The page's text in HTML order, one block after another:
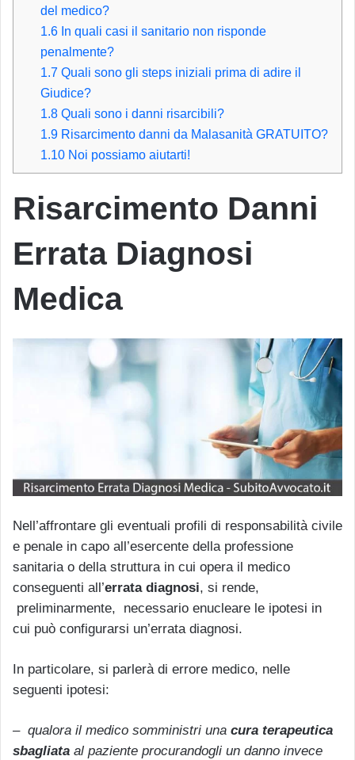
del medico?
1.6 In quali casi il sanitario non risponde
penalmente?
1.7 Quali sono gli steps iniziali prima di adire il
Giudice?
1.8 Quali sono i danni risarcibili?
1.9 Risarcimento danni da Malasanità GRATUITO?
1.10 Noi possiamo aiutarti!
Risarcimento Danni
Errata Diagnosi
Medica
Nell’affrontare gli eventuali profili di responsabilità civile
e penale in capo all’esercente della professione
sanitaria o della struttura in cui opera il medico
conseguenti all’errata diagnosi, si rende,
preliminarmente, necessario enucleare le ipotesi in
cui può configurarsi un’errata diagnosi.
In particolare, si parlerà di errore medico, nelle
seguenti ipotesi:
– qualora il medico somministri una cura terapeutica
sbagliata al paziente procurandogli un danno invece